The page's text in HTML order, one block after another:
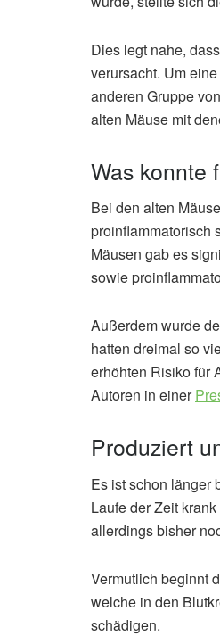
Dies legt nahe,
verursacht. Um
anderen Gruppe
alten Mäuse mit
Was konnte
Bei den alten
proinflammatorisch
Mäusen gab es
sowie
Außerdem wurde
hatten dreimal so
erhöhten Risiko für
Autoren in einer
Produziert
Es ist schon länger
Laufe der Zeit
allerdings bisher
Vermutlich beginnt
welche in den
schädigen.